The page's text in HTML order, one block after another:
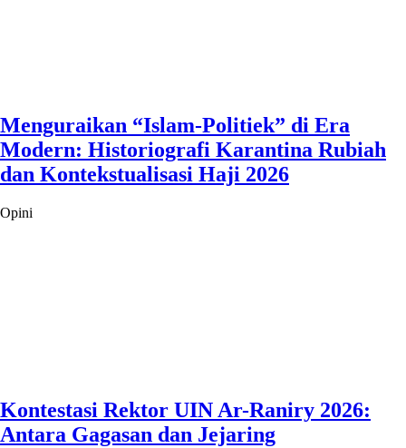
Menguraikan “Islam-Politiek” di Era
Modern: Historiografi Karantina Rubiah
dan Kontekstualisasi Haji 2026
Opini
Kontestasi Rektor UIN Ar-Raniry 2026:
Antara Gagasan dan Jejaring